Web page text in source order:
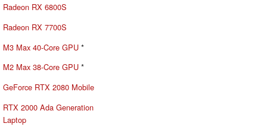
Radeon RX 6800S
Radeon RX 7700S
M3 Max 40-Core GPU *
M2 Max 38-Core GPU *
GeForce RTX 2080 Mobile
RTX 2000 Ada Generation
Laptop